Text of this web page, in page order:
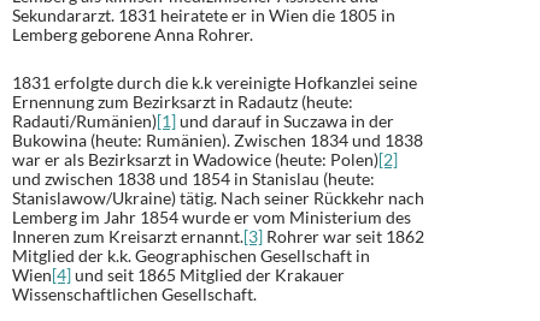
Sekundararzt. 1831 heiratete er in Wien die 1805 in
Lemberg geborene Anna Rohrer.
1831 erfolgte durch die k.k vereinigte Hofkanzlei seine
Ernennung zum Bezirksarzt in Radautz (heute:
Radauti/Rumänien)[1]und darauf in Suczawa in der
Bukowina (heute: Rumänien). Zwischen 1834 und 1838
war er als Bezirksarzt in Wadowice (heute: Polen)[2]
und zwischen 1838 und 1854 in Stanislau (heute:
Stanislawow/Ukraine) tätig. Nach seiner Rückkehr nach
Lemberg im Jahr 1854 wurde er vom Ministerium des
Inneren zum Kreisarzt ernannt.[3] Rohrer war seit 1862
Mitglied der k.k. Geographischen Gesellschaft in
Wien[4]und seit 1865 Mitglied der Krakauer
Wissenschaftlichen Gesellschaft.